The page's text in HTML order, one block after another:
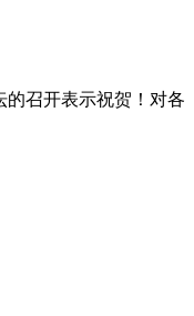
召开表示祝贺！对各